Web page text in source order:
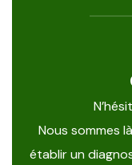
Nous sommes
établir un